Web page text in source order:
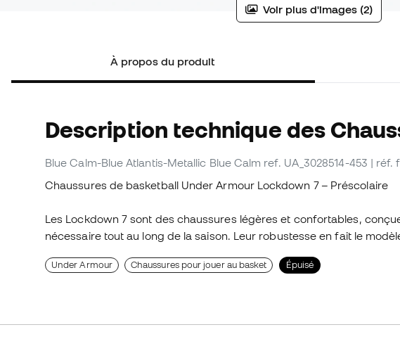
Voir plus d'images (2)
À propos du produit
Description technique des
Blue Calm-Blue Atlantis-Metallic Blue Calm ref. UA_3028514-453 | réf.
Chaussures de basketball Under Armour Lockdown 7 – Préscolaire
Les Lockdown 7 sont des chaussures légères et confortables,
nécessaire tout au long de la saison. Leur robustesse en fait le
Under Armour Chaussures pour jouer au basket Épuisé